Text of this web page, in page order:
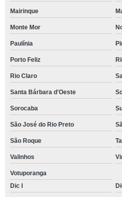
Mairinque
Monte Mor
Paulínia
Porto Feliz
Rio Claro
Santa Bárbara d'Oeste
Sorocaba
São José do Rio Preto
São Roque
Valinhos
Votuporanga
Dic I